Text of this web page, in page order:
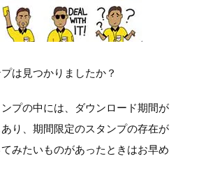
は見つかりましたか？
プの中には、ダウンロード期間が
り、期間限定のスタンプの存在が
みたいものがあったときはお早め